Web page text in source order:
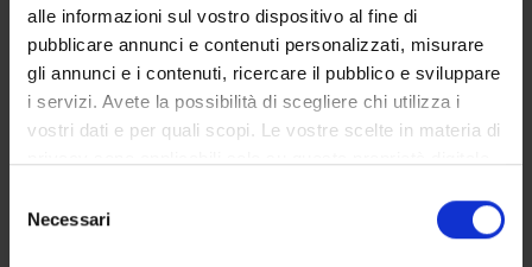
alle informazioni sul vostro dispositivo al fine di
pubblicare annunci e contenuti personalizzati, misurare
gli annunci e i contenuti, ricercare il pubblico e sviluppare
i servizi. Avete la possibilità di scegliere chi utilizza i
vostri dati e per quali scopi. Le vostre scelte in materia di
modificare o revocare il proprio consenso in qualsiasi
momento dalla Dichiarazione sui cookie o facendo clic
delNecessari
Gulzhan Begeyeva (PhD candidate)
Pol Llopart i Olivella (PhD candidate)
PROJECT PARTICIPANTS
Associate Professor